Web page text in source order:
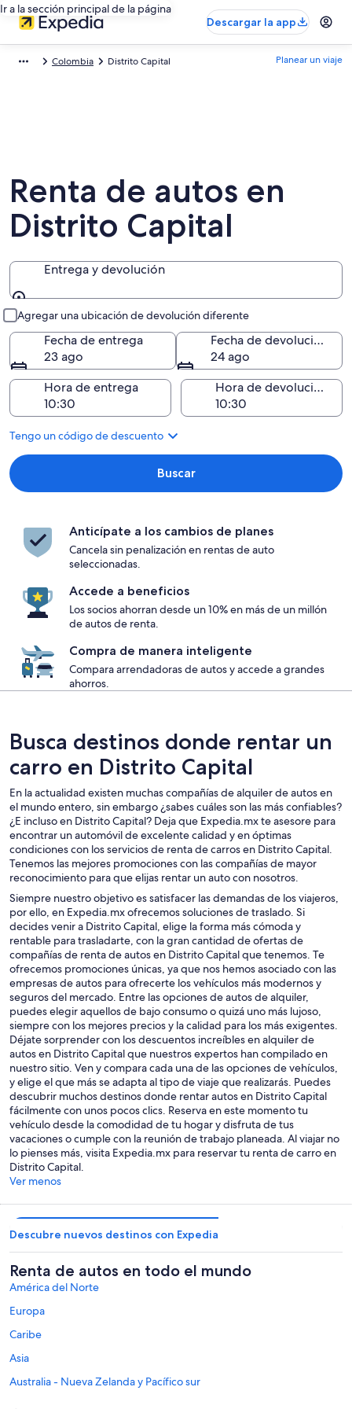
Ir a la sección principal de la página
Descargar la app
Colombia Distrito Capital Planear un viaje
Renta de autos en
Distrito Capital
Entrega y devolución
Agregar una ubicación de devolución diferente
Fecha de entrega
23 ago
Fecha de devolución
24 ago
Hora de entrega
Hora de devolución
Tengo un código de descuento
Buscar
Anticípate a los cambios de planes
Cancela sin penalización en rentas de auto
seleccionadas.
Accede a beneficios
Los socios ahorran desde un 10% en más de un millón
de autos de renta.
Compra de manera inteligente
Compara arrendadoras de autos y accede a grandes
ahorros.
Busca destinos donde rentar un
carro en Distrito Capital
En la actualidad existen muchas compañías de alquiler de autos en
el mundo entero, sin embargo ¿sabes cuáles son las más confiables?
¿E incluso en Distrito Capital? Deja que Expedia.mx te asesore para
encontrar un automóvil de excelente calidad y en óptimas
condiciones con los servicios de renta de carros en Distrito Capital.
Tenemos las mejores promociones con las compañías de mayor
reconocimiento para que elijas rentar un auto con nosotros.
Siempre nuestro objetivo es satisfacer las demandas de los viajeros,
por ello, en Expedia.mx ofrecemos soluciones de traslado. Si
decides venir a Distrito Capital, elige la forma más cómoda y
rentable para trasladarte, con la gran cantidad de ofertas de
compañías de renta de autos en Distrito Capital que tenemos. Te
ofrecemos promociones únicas, ya que nos hemos asociado con las
empresas de autos para ofrecerte los vehículos más modernos y
seguros del mercado. Entre las opciones de autos de alquiler,
puedes elegir aquellos de bajo consumo o quizá uno más lujoso,
siempre con los mejores precios y la calidad para los más exigentes.
Déjate sorprender con los descuentos increíbles en alquiler de
autos en Distrito Capital que nuestros expertos han compilado en
nuestro sitio. Ven y compara cada una de las opciones de vehículos,
y elige el que más se adapta al tipo de viaje que realizarás. Puedes
descubrir muchos destinos donde rentar autos en Distrito Capital
fácilmente con unos pocos clics. Reserva en este momento tu
vehículo desde la comodidad de tu hogar y disfruta de tus
vacaciones o cumple con la reunión de trabajo planeada. Al viajar no
lo pienses más, visita Expedia.mx para reservar tu renta de carro en
Distrito Capital.
Ver menos
Descubre nuevos destinos con Expedia
Renta de autos en todo el mundo
América del Norte
Europa
Caribe
Asia
Australia - Nueva Zelanda y Pacífico sur